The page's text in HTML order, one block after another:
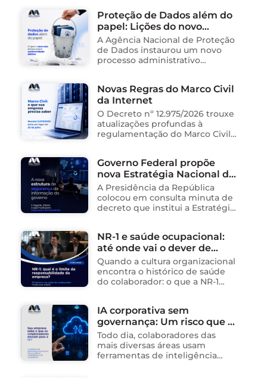
Proteção de Dados além do
papel: Lições do novo
processo sancionador da
ANPD
A Agência Nacional de Proteção
de Dados instaurou um novo
processo administrativo
organização social responsável
pela gestão de unidades
públicas de saúde …
Novas Regras do Marco Civil
da Internet
O Decreto nº 12.975/2026 trouxe
atualizações profundas à
regulamentação do Marco Civil
operações de empresas de
tecnologia no Brasil. Para ajudar
na …
Governo Federal propõe
nova Estratégia Nacional de
Segurança da Informação e
cria sistema integrado de
governança para órgãos
A Presidência da República
colocou em consulta minuta de
decreto que institui a Estratégia
Sistema Integrado de
Segurança da Informação
(SISInfo), estabelecendo …
NR-1 e saúde ocupacional:
até onde vai o dever de
cuidado da empresa?
Quando a cultura organizacional
encontra o histórico de saúde
do colaborador: o que a NR-1
um dos ambientes mais
propícios para …
IA corporativa sem
governança: Um risco que já
está acontecendo
Todo dia, colaboradores das
mais diversas áreas usam
ferramentas de inteligência